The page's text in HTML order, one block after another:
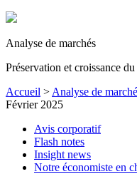
Analyse de marchés
Préservation et croissance
Accueil > Analyse de
Février 2025
Avis corporatif
Flash notes
Insight news
Notre économiste en